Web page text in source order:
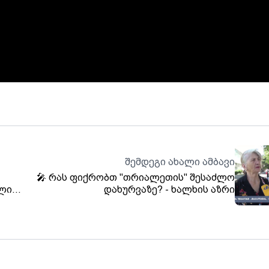
შემდეგი ახალი ამბავი
🎤 რას ფიქრობთ "თრიალეთის" შესაძლო
დახურვაზე? - ხალხის აზრი